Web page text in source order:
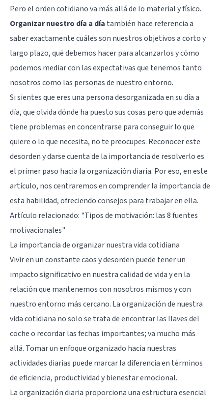
Pero el orden cotidiano va más allá de lo material y físico.
Organizar nuestro día a día también hace referencia a
saber exactamente cuáles son nuestros objetivos a corto y
largo plazo, qué debemos hacer para alcanzarlos y cómo
podemos mediar con las expectativas que tenemos tanto
nosotros como las personas de nuestro entorno.
Si sientes que eres una persona desorganizada en su día a
día, que olvida dónde ha puesto sus cosas pero que además
tiene problemas en concentrarse para conseguir lo que
quiere o lo que necesita, no te preocupes. Reconocer este
desorden y darse cuenta de la importancia de resolverlo es
el primer paso hacia la organización diaria. Por eso, en este
artículo, nos centraremos en comprender la importancia de
esta habilidad, ofreciendo consejos para trabajar en ella.
Artículo relacionado: "Tipos de motivación: las 8 fuentes
motivacionales"
La importancia de organizar nuestra vida cotidiana
Vivir en un constante caos y desorden puede tener un
impacto significativo en nuestra calidad de vida y en la
relación que mantenemos con nosotros mismos y con
nuestro entorno más cercano. La organización de nuestra
vida cotidiana no solo se trata de encontrar las llaves del
coche o recordar las fechas importantes; va mucho más
allá. Tomar un enfoque organizado hacia nuestras
actividades diarias puede marcar la diferencia en términos
de eficiencia, productividad y bienestar emocional.
La organización diaria proporciona una estructura esencial